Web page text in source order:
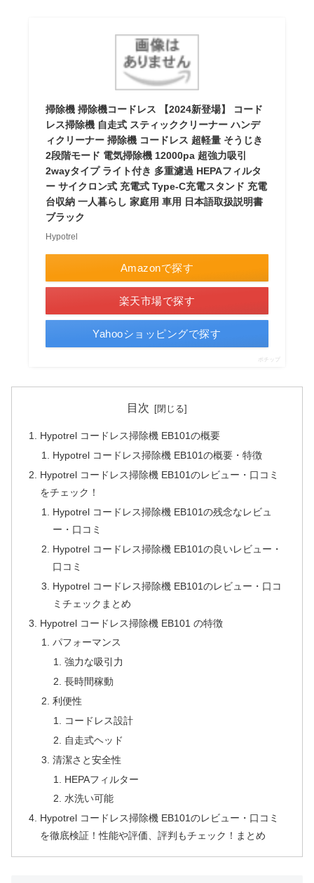
掃除機 掃除機コードレス 【2024新登場】 コード
レス掃除機 自走式 スティッククリーナー ハンデ
ィクリーナー 掃除機 コードレス 超軽量 そうじき
2段階モード 電気掃除機 12000pa 超強力吸引
2wayタイプ ライト付き 多重濾過 HEPAフィルタ
ー サイクロン式 充電式 Type-C充電スタンド 充電
台収納 一人暮らし 家庭用 車用 日本語取扱説明書
ブラック
Hypotrel
Amazonで探す
楽天市場で探す
Yahooショッピングで探す
ポチップ
目次
Hypotrel コードレス掃除機 EB101の概要
Hypotrel コードレス掃除機 EB101の概要・特徴
Hypotrel コードレス掃除機 EB101のレビュー・口コミ
をチェック！
Hypotrel コードレス掃除機 EB101の残念なレビュ
ー・口コミ
Hypotrel コードレス掃除機 EB101の良いレビュー・
口コミ
Hypotrel コードレス掃除機 EB101のレビュー・口コ
ミチェックまとめ
Hypotrel コードレス掃除機 EB101 の特徴
パフォーマンス
強力な吸引力
長時間稼動
利便性
コードレス設計
自走式ヘッド
清潔さと安全性
HEPAフィルター
水洗い可能
Hypotrel コードレス掃除機 EB101のレビュー・口コミ
を徹底検証！性能や評価、評判もチェック！まとめ